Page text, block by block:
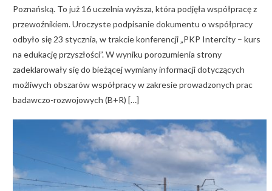
Poznańską. To już 16 uczelnia wyższa, która podjęła współpracę z
przewoźnikiem. Uroczyste podpisanie dokumentu o współpracy
odbyło się 23 stycznia, w trakcie konferencji „PKP Intercity – kurs
na edukację przyszłości”. W wyniku porozumienia strony
zadeklarowały się do bieżącej wymiany informacji dotyczących
możliwych obszarów współpracy w zakresie prowadzonych prac
badawczo-rozwojowych (B+R) […]